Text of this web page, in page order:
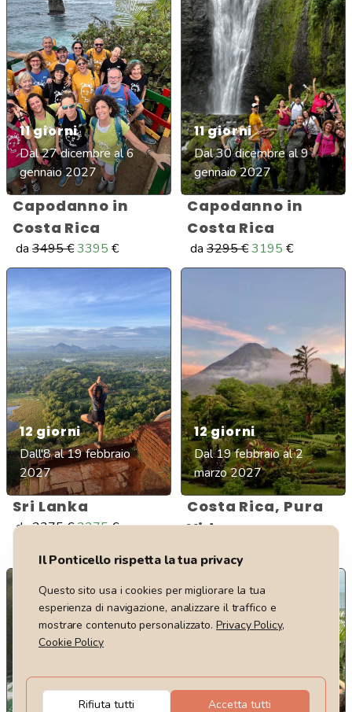
11giorni
Dal 27 dicembre al 6
gennaio 2027
Capodanno in
Costa Rica
da 3495€3395 €
11giorni
Dal 30 dicembre al 9
gennaio 2027
Capodanno in
Costa Rica
da 3295€3195 €
12giorni
Dall'8 al 19 febbraio
2027
Sri Lanka
da2375€2275€
12giorni
Dal 19 febbraio al 2
marzo 2027
Costa Rica, Pura
Vida
Il Ponticello rispetta la tua privacy
Questo sito usa i cookies per migliorare la tua
esperienza di navigazione, analizzare il traffico e
mostrare contenuto personalizzato. Privacy Policy,
Cookie Policy
Rifiuta tutti
Accetta tutti